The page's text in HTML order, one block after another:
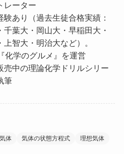
レーター
あり（過去生徒合格実績：
葉大・岡山大・早稲田大・
智大・明治大など）。
化学のグルメ』を運営
売中の理論化学ドリルシリー
筆
体 気体の状態方程式 理想気体